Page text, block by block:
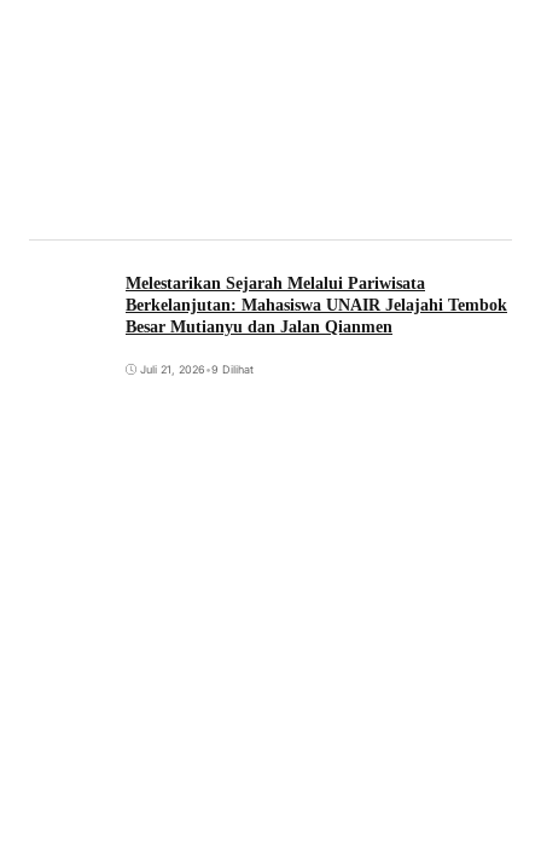
Melestarikan Sejarah Melalui Pariwisata
Berkelanjutan: Mahasiswa UNAIR Jelajahi Tembok
Besar Mutianyu dan Jalan Qianmen
Juli 21, 2026•9 Dilihat